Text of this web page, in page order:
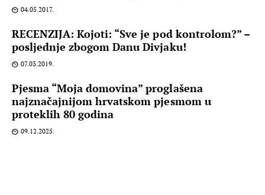
04.05.2017.
RECENZIJA: Kojoti: “Sve je pod kontrolom?” –
posljednje zbogom Danu Divjaku!
07.03.2019.
Pjesma “Moja domovina” proglašena
najznačajnijom hrvatskom pjesmom u
proteklih 80 godina
09.12.2025.